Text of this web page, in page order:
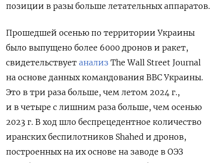
позиции в разы больше летательных аппаратов.
Прошедшей осенью по территории Украины
было выпущено более 6000 дронов и ракет,
свидетельствует анализ The Wall Street Journal
на основе данных командования ВВС Украины.
Это в три раза больше, чем летом 2024 г.,
и в четыре с лишним раза больше, чем осенью
2023 г. В ход шло беспрецедентное количество
иранских беспилотников Shahed и дронов,
построенных на их основе на заводе в ОЭЗ